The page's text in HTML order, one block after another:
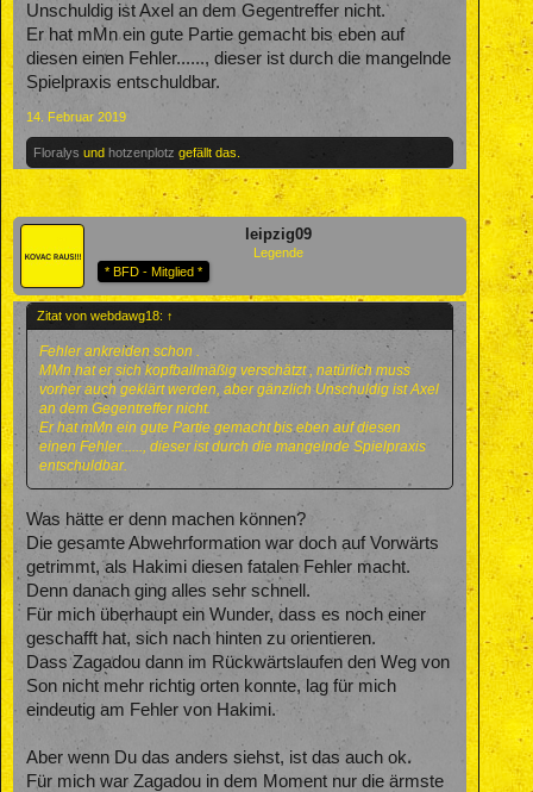
Unschuldig ist Axel an dem Gegentreffer nicht.
Er hat mMn ein gute Partie gemacht bis eben auf
diesen einen Fehler......, dieser ist durch die mangelnde
Spielpraxis entschuldbar.
14. Februar 2019
Floralys und hotzenplotz gefällt das.
leipzig09
Legende
* BFD - Mitglied *
Zitat von webdawg18: ↑
Fehler ankreiden schon .
MMn hat er sich kopfballmäßig verschätzt , natürlich muss
vorher auch geklärt werden, aber gänzlich Unschuldig ist Axel
an dem Gegentreffer nicht.
Er hat mMn ein gute Partie gemacht bis eben auf diesen
einen Fehler......, dieser ist durch die mangelnde Spielpraxis
entschuldbar.
Was hätte er denn machen können?
Die gesamte Abwehrformation war doch auf Vorwärts
getrimmt, als Hakimi diesen fatalen Fehler macht.
Denn danach ging alles sehr schnell.
Für mich überhaupt ein Wunder, dass es noch einer
geschafft hat, sich nach hinten zu orientieren.
Dass Zagadou dann im Rückwärtslaufen den Weg von
Son nicht mehr richtig orten konnte, lag für mich
eindeutig am Fehler von Hakimi.
Aber wenn Du das anders siehst, ist das auch ok.
Für mich war Zagadou in dem Moment nur die ärmste